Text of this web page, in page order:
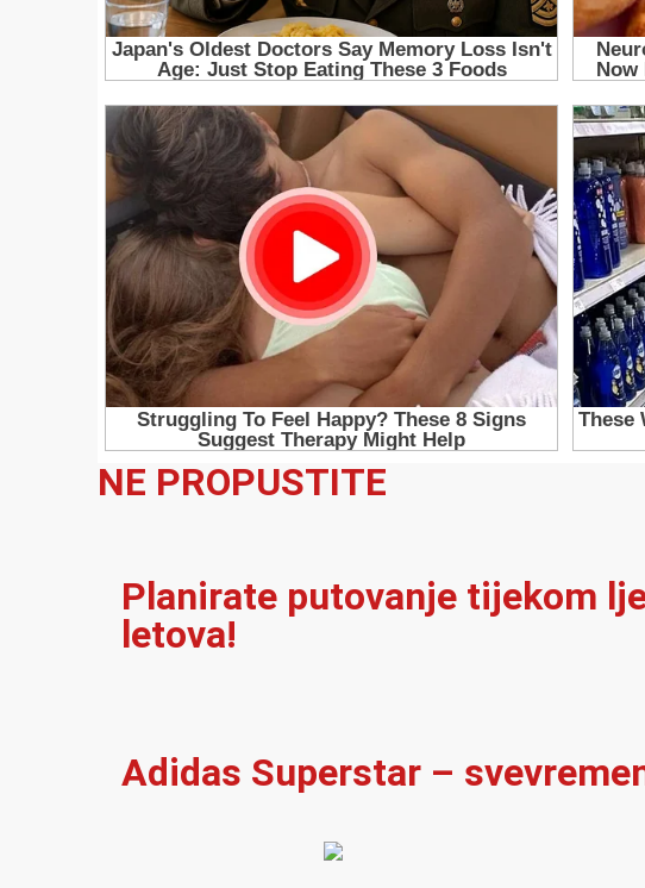
NE PROPUSTITE
Planirate putovanje tijekom
letova!
Adidas Superstar –